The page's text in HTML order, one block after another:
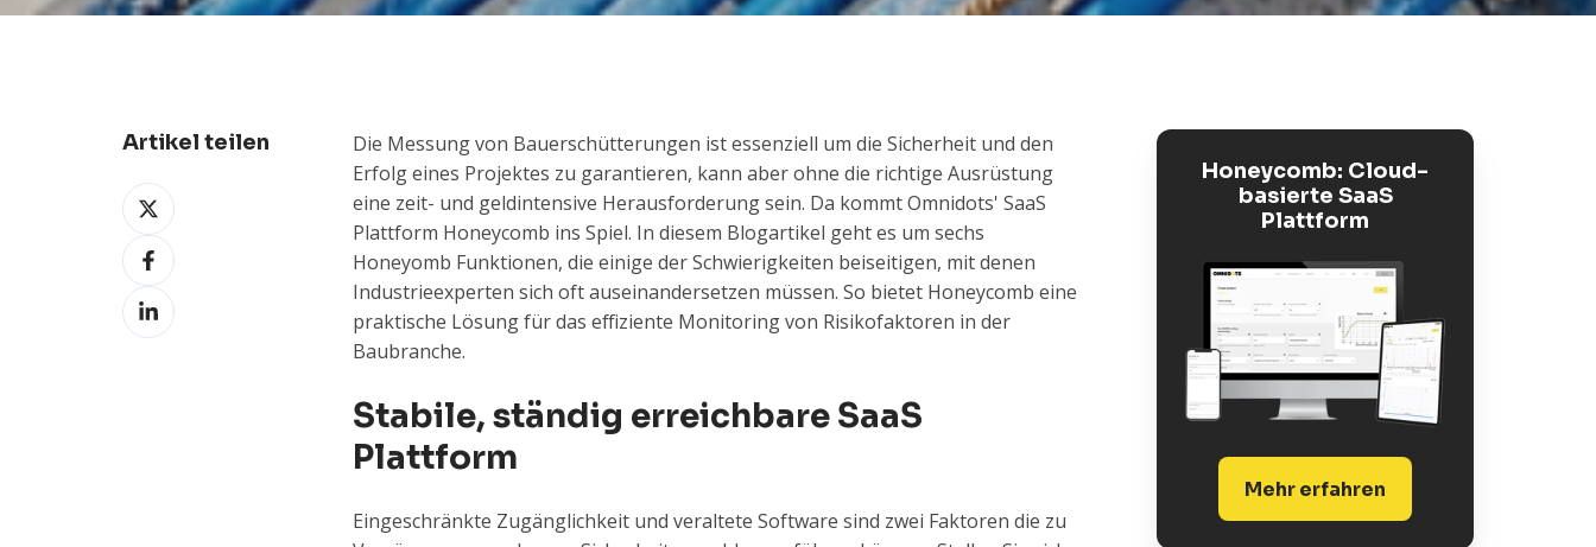
Die Messung von Bauerschütterungen ist essenziell um die Sicherheit und den
Erfolg eines Projektes zu garantieren, kann aber ohne die richtige Ausrüstung
eine zeit- und geldintensive Herausforderung sein. Da kommt Omnidots' SaaS
Plattform Honeycomb ins Spiel. In diesem Blogartikel geht es um sechs
Honeyomb Funktionen, die einige der Schwierigkeiten beiseitigen, mit denen
Industrieexperten sich oft auseinandersetzen müssen. So bietet Honeycomb eine
praktische Lösung für das effiziente Monitoring von Risikofaktoren in der
Baubranche.
Stabile, ständig erreichbare SaaS
Plattform
Eingeschränkte Zugänglichkeit und veraltete Software sind zwei Faktoren die zu
Honeycomb: Cloud-
basierte SaaS
Plattform
Mehr erfahren
Artikel teilen
Weiterleiten
X
Weiterleiten
Facebook
Weiterleiten
LinkedIn